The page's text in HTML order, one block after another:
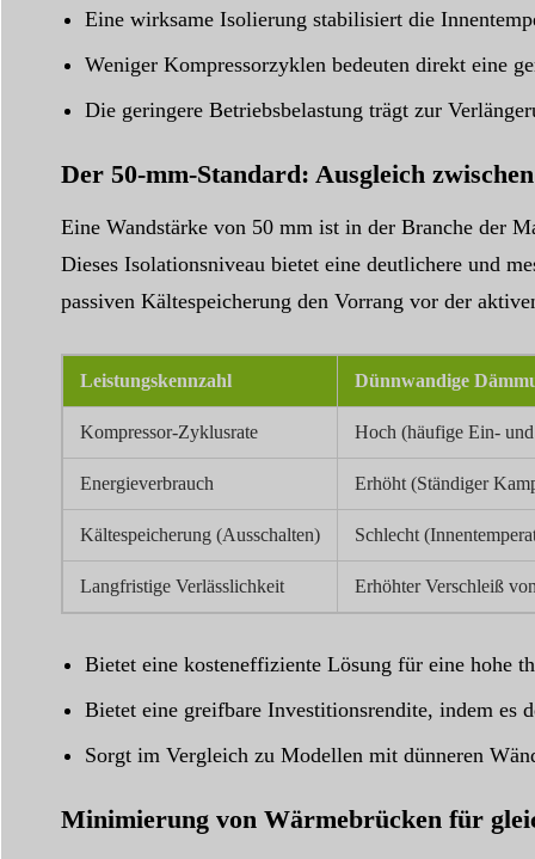
Eine wirksame Isolierung stabilisiert die
Weniger Kompressorzyklen bedeuten direkt eine
Die geringere Betriebsbelastung trägt zur
Der 50-mm-Standard: Ausgleich
Eine Wandstärke von 50 mm ist in der Branche der
Dieses Isolationsniveau bietet eine deutlichere und
passiven Kältespeicherung den Vorrang vor der
Leistungskennzahl Dünnwandige
Kompressor-Zyklusrate Hoch (häufige Ein-
Energieverbrauch Erhöht (Ständiger
Kältespeicherung (Ausschalten) Schlecht
Langfristige Verlässlichkeit Erhöhter Verschleiß
Bietet eine kosteneffiziente Lösung für eine hohe
Bietet eine greifbare Investitionsrendite, indem es
Sorgt im Vergleich zu Modellen mit dünneren
Minimierung von Wärmebrücken für